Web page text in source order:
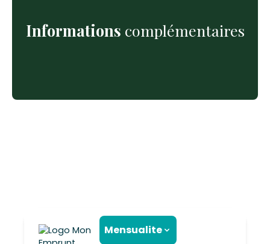
Informations complémentaires
Mensualite